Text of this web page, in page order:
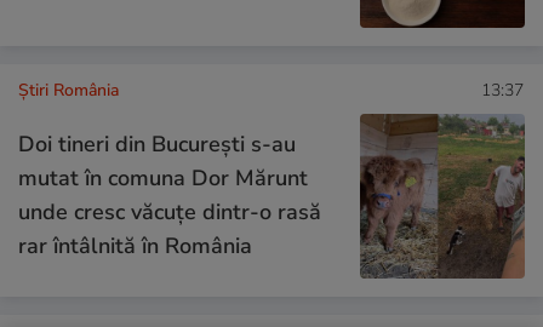
Știri România 13:37
Doi tineri din București s-au
mutat în comuna Dor Mărunt
unde cresc văcuțe dintr-o rasă
rar întâlnită în România